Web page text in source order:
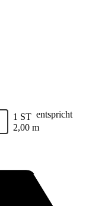
1 ST entspricht
2,00 m